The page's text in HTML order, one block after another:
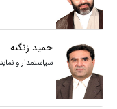
حمید زنگنه
سیاستمدار و